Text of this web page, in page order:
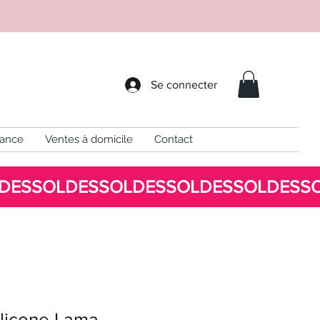
Se connecter
Ventes à domicile Contact